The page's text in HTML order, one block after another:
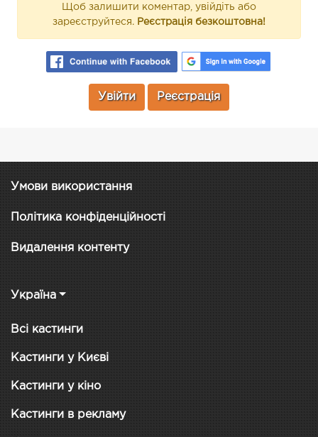
Щоб залишити коментар, увійдіть або
зареєструйтеся. Реєстрація безкоштовна!
Увійти Реєстрація
Умови використання
Політика конфіденційності
Видалення контенту
Україна
Всі кастинги
Кастинги у Києві
Кастинги у кіно
Кастинги в рекламу